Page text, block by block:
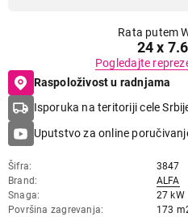
Rata putem
24 x
Pogledajte
Raspoloživost u radnjama
Isporuka na teritoriji cele
Uputstvo za online
Šifra
3847
Brand
ALFA
Snaga
27 kW
Površina zagrevanja
173